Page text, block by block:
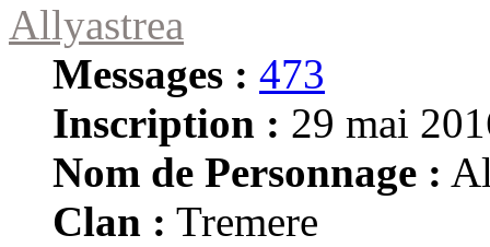
Allyastrea
Messages : 473
Inscription : 29 mai
Nom de Personnage :
Clan : Tremere